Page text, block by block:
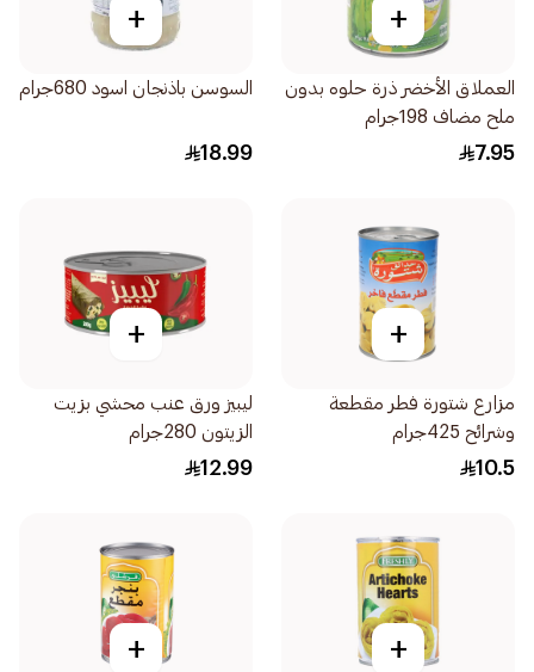
+
العملاق الأخضر ذرة حلوه بدون
ملح مضاف 198جرام
7.95
+
السوسن باذنجان اسود 680جرام
18.99
+
مزارع شتورة فطر مقطعة
وشرائح 425جرام
10.5
+
ليبيز ورق عنب محشي بزيت
الزيتون 280جرام
12.99
+
+